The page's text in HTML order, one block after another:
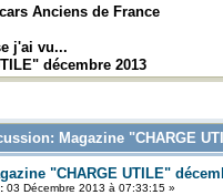
Anciens de France
j'ai vu...
décembre 2013
Magazine "CHARGE
"CHARGE UTILE"
03 Décembre 2013 à 07:33:15 »